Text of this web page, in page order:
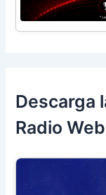
Descarga
Radio Web